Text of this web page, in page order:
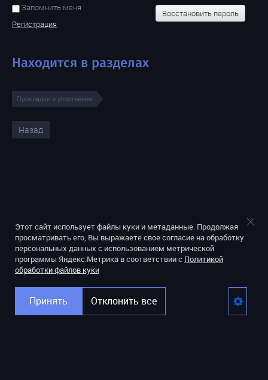
Запомнить меня
Регистрация
Восстановить пароль
Находится в разделах
Прокладки и уплотнения
Назад
Этот сайт использует файлы куки и метаданные. Продолжая
просматривать его, Вы выражаете свое согласие на обработку
персональных данных с использованием метрической
программы Яндекс.Метрика в соответствии с Политикой
обработки файлов куки
Принять Отклонить все